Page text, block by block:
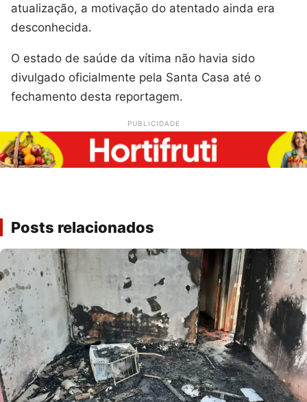
atualização, a motivação do atentado ainda era
desconhecida.
O estado de saúde da vítima não havia sido
divulgado oficialmente pela Santa Casa até o
fechamento desta reportagem.
PUBLICIDADE
Posts relacionados